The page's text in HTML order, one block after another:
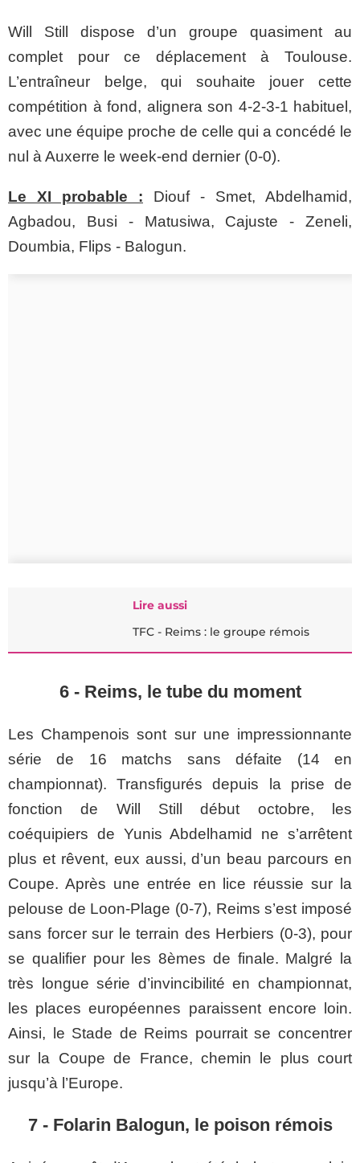
Will Still dispose d’un groupe quasiment au
complet pour ce déplacement à Toulouse.
L’entraîneur belge, qui souhaite jouer cette
compétition à fond, alignera son 4-2-3-1 habituel,
avec une équipe proche de celle qui a concédé le
nul à Auxerre le week-end dernier (0-0).
Le XI probable : Diouf - Smet, Abdelhamid,
Agbadou, Busi - Matusiwa, Cajuste - Zeneli,
Doumbia, Flips - Balogun.
Lire aussi
TFC - Reims : le groupe rémois
6 - Reims, le tube du moment
Les Champenois sont sur une impressionnante
série de 16 matchs sans défaite (14 en
championnat). Transfigurés depuis la prise de
fonction de Will Still début octobre, les
coéquipiers de Yunis Abdelhamid ne s’arrêtent
plus et rêvent, eux aussi, d’un beau parcours en
Coupe. Après une entrée en lice réussie sur la
pelouse de Loon-Plage (0-7), Reims s’est imposé
sans forcer sur le terrain des Herbiers (0-3), pour
se qualifier pour les 8èmes de finale. Malgré la
très longue série d’invincibilité en championnat,
les places européennes paraissent encore loin.
Ainsi, le Stade de Reims pourrait se concentrer
sur la Coupe de France, chemin le plus court
jusqu’à l’Europe.
7 - Folarin Balogun, le poison rémois